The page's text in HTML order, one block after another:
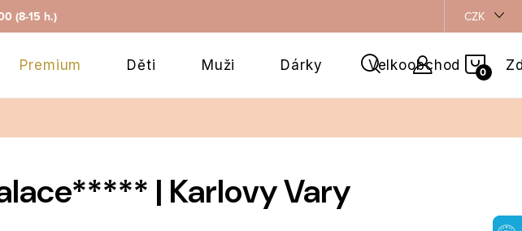
(8-15 h.) CZK
Premium Děti Muži Dárky Velkoobchod
| Karlovy Vary